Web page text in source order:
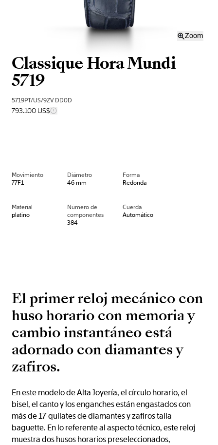
Zoom
Classique Hora Mundi
5719
5719PT/US/9ZV DD0D
793.100 US$
Movimiento
77F1
Diámetro
46 mm
Forma
Redonda
Material
platino
Número de
componentes
384
Cuerda
Automático
El primer reloj mecánico con
huso horario con memoria y
cambio instantáneo está
adornado con diamantes y
zafiros.
En este modelo de Alta Joyería, el círculo horario, el
bisel, el canto y los enganches están engastados con
más de 17 quilates de diamantes y zafiros talla
baguette. En lo referente al aspecto técnico, este reloj
muestra dos husos horarios preseleccionados,